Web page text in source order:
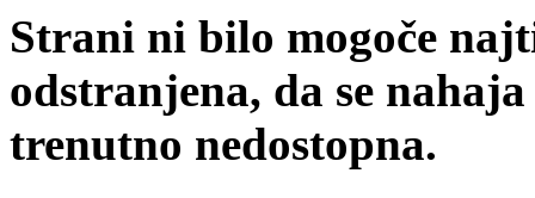
Strani ni bilo mogoče
odstranjena, da se
trenutno nedostopna.